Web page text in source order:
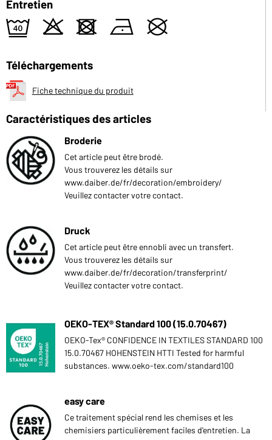
Entretien
9 o d n U
Téléchargements
Fiche technique du produit
Caractéristiques des articles
Broderie
Cet article peut être brodé.
Vous trouverez les détails sur
www.daiber.de/fr/decoration/embroidery/
Veuillez contacter votre contact.
Druck
Cet article peut être ennobli avec un transfert.
Vous trouverez les détails sur
www.daiber.de/fr/decoration/transferprint/
Veuillez contacter votre contact.
OEKO-TEX® Standard 100 (15.0.70467)
OEKO-Tex® CONFIDENCE IN TEXTILES STANDARD 100
15.0.70467 HOHENSTEIN HTTI Tested for harmful
substances. www.oeko-tex.com/standard100
easy care
Ce traitement spécial rend les chemises et les
chemisiers particulièrement faciles d'entretien. La